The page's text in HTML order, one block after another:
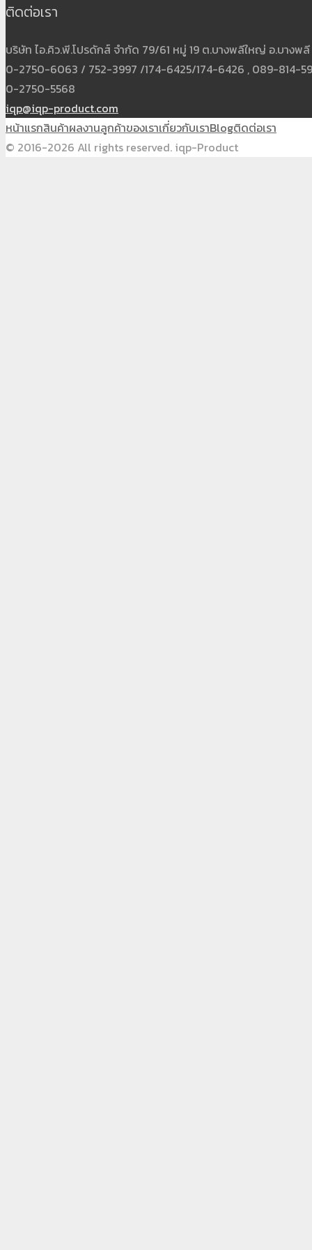
ติดต่อเรา
บริษัท ไอ.คิว.พี.โปรดักส์ จำกัด 79/61 หมู่ 19 ต.บางพลีใหญ่ อ.บางพ
0-2750-6063 / 752-3997 /174-6425/174-6426 , 089-814-
0-2750-5568
iqp@iqp-product.com
หน้าแรกสินค้าผลงานลูกค้าของเราเกี่ยวกับเราBlogติดต่อเรา
© 2016-2026 All rights reserved. iqp-Product